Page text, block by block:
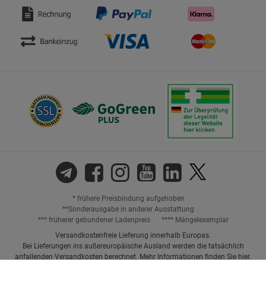
* frühere Preisbindung aufgehoben
**Sonderausgabe in anderer Ausstattung
*** früherer gebundener Ladenpreis
**** Mängelexemplar
Versandkostenfreie Lieferung innerhalb Europas.
Bei Lieferungen ins außereuropäische Ausland werden die tatsächlich
anfallenden Versandkosten berechnet. Mehr Informationen finden Sie hier.